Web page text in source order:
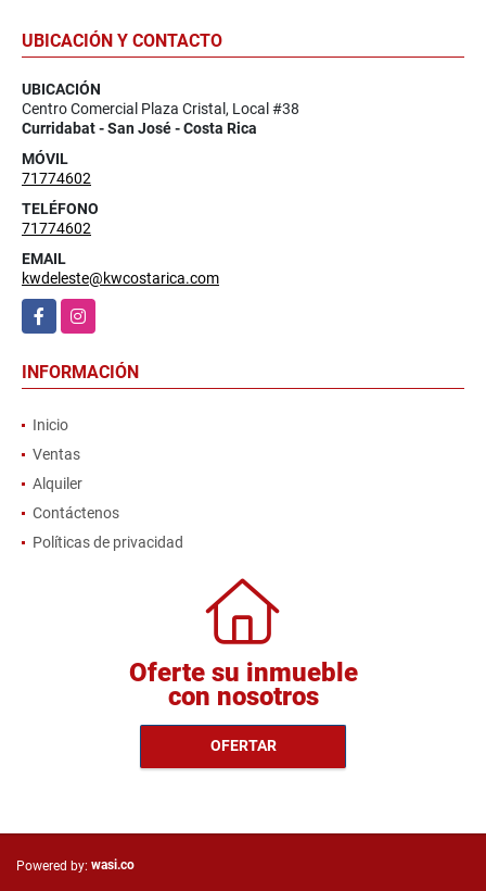
UBICACIÓN Y CONTACTO
UBICACIÓN
Centro Comercial Plaza Cristal, Local #38
Curridabat - San José - Costa Rica
MÓVIL
71774602
TELÉFONO
71774602
EMAIL
kwdeleste@kwcostarica.com
FacebookInstagram
INFORMACIÓN
Inicio
Ventas
Alquiler
Contáctenos
Políticas de privacidad
Oferte su inmueble
con nosotros
OFERTAR
Powered by: wasi.co